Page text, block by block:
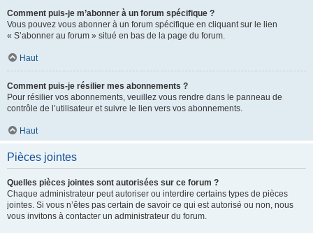
Comment puis-je m’abonner à un forum spécifique ?
Vous pouvez vous abonner à un forum spécifique en cliquant sur le lien
« S’abonner au forum » situé en bas de la page du forum.
Haut
Comment puis-je résilier mes abonnements ?
Pour résilier vos abonnements, veuillez vous rendre dans le panneau de
contrôle de l’utilisateur et suivre le lien vers vos abonnements.
Haut
Pièces jointes
Quelles pièces jointes sont autorisées sur ce forum ?
Chaque administrateur peut autoriser ou interdire certains types de pièces
jointes. Si vous n’êtes pas certain de savoir ce qui est autorisé ou non, nous
vous invitons à contacter un administrateur du forum.